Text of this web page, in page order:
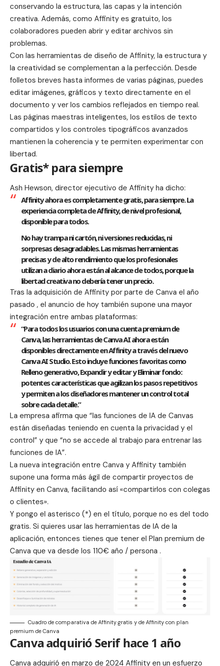
conservando la estructura, las capas y la intención
creativa. Además, como Affinity es gratuito, los
colaboradores pueden abrir y editar archivos sin
problemas.
Con las herramientas de diseño de Affinity, la estructura y
la creatividad se complementan a la perfección. Desde
folletos breves hasta informes de varias páginas, puedes
editar imágenes, gráficos y texto directamente en el
documento y ver los cambios reflejados en tiempo real.
Las páginas maestras inteligentes, los estilos de texto
compartidos y los controles tipográficos avanzados
mantienen la coherencia y te permiten experimentar con
libertad.
Gratis* para siempre
Ash Hewson, director ejecutivo de Affinity ha dicho:
Affinity ahora es completamente gratis, para siempre. La
experiencia completa de Affinity, de nivel profesional,
disponible para todos.
No hay trampa ni cartón, ni versiones reducidas, ni
sorpresas desagradables. Las mismas herramientas
precisas y de alto rendimiento que los profesionales
utilizan a diario ahora están al alcance de todos, porque la
libertad creativa no debería tener un precio.
Tras la adquisición de Affinity por parte de Canva el año
pasado , el anuncio de hoy también supone una mayor
integración entre ambas plataformas:
“Para todos los usuarios con una cuenta premium de
Canva, las herramientas de Canva AI ahora están
disponibles directamente en Affinity a través del nuevo
Canva AI Studio. Esto incluye funciones favoritas como
Relleno generativo, Expandir y editar y Eliminar fondo:
potentes características que agilizan los pasos repetitivos
y permiten a los diseñadores mantener un control total
sobre cada detalle.”
La empresa afirma que “las funciones de IA de Canvas
están diseñadas teniendo en cuenta la privacidad y el
control” y que “no se accede al trabajo para entrenar las
funciones de IA”.
La nueva integración entre Canva y Affinity también
supone una forma más ágil de compartir proyectos de
Affinity en Canva, facilitando así «compartirlos con colegas
o clientes».
Y pongo el asterisco (*) en el título, porque no es del todo
gratis. Si quieres usar las herramientas de IA de la
aplicación, entonces tienes que tener el Plan premium de
Canva que va desde los 110€ año / persona .
Cuadro de comparativa de Affinity gratis y de Affinity con plan
premium de Canva
Canva adquirió Serif hace 1 año
Canva adquirió en marzo de 2024 Affinity en un esfuerzo